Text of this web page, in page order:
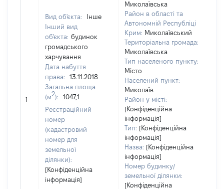
1
Вид об'єкта:
Інше
Інший вид
об'єкта: будинок
громадського
харчування
Дата набуття
права:
13.11.2018
Загальна площа
(м2):
1047,1
Реєстраційний
номер
(кадастровий
номер для
земельної
ділянки):
[Конфіденційна
інформація]
Миколаївська
Район в області та
Автономній Республіці
Крим: Миколаївський
Територіальна громада:
Миколаївська
Тип населеного пункту:
Місто
Населений пункт:
Миколаїв
Район у місті:
[Конфіденційна
інформація]
Тип: [Конфіденційна
інформація]
Назва: [Конфіденційна
інформація]
Номер будинку/
земельної ділянки:
[Конфіденційна